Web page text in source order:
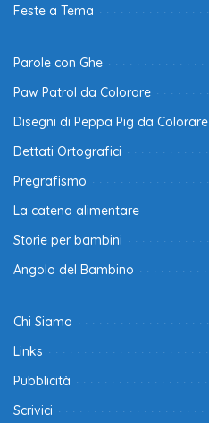
Feste a Tema
Parole con Ghe
Paw Patrol da Colorare
Disegni di Peppa Pig da Colorare
Dettati Ortografici
Pregrafismo
La catena alimentare
Storie per bambini
Angolo del Bambino
Chi Siamo
Links
Pubblicità
Scrivici